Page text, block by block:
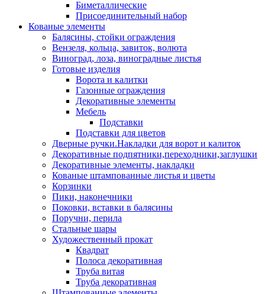
Биметаллические
Присоединительный набор
Кованые элементы
Балясины, стойки ограждения
Вензеля, кольца, завиток, волюта
Виноград, лоза, виноградные листья
Готовые изделия
Ворота и калитки
Газонные ограждения
Декоративные элементы
Мебель
Подставки
Подставки для цветов
Дверные ручки.Накладки для ворот и калиток
Декоративные подпятники,переходники,заглушки
Декоративные элементы, накладки
Кованые штампованные листья и цветы
Корзинки
Пики, наконечники
Поковки, вставки в балясины
Поручни, перила
Стальные шары
Художественный прокат
Квадрат
Полоса декоративная
Труба витая
Труба декоративная